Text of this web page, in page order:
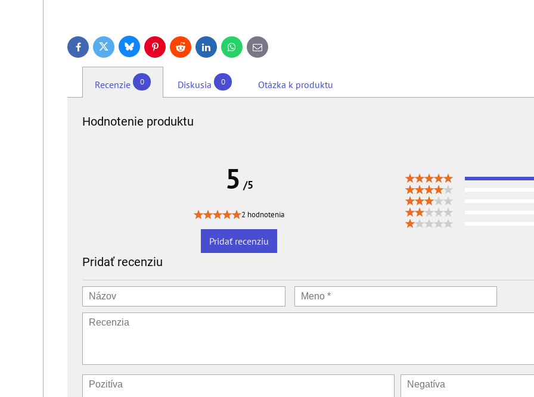
FacebookTwitter BlueskyPinterestReddit LinkedInWhatsApp
E-
mail
Recenzie 0 Diskusia 0 Otázka k produktu
Hodnotenie produktu
5 /5
2 hodnotenia
Pridať recenziu
Pridať recenziu